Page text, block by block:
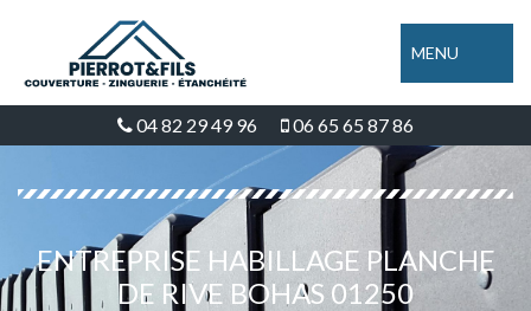
MENU
04 82 29 49 96 06 65 65 87 86
ENTREPRISE HABILLAGE PLANCHE
DE RIVE BOHAS 01250